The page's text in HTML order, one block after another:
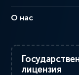
О нас
лицензия